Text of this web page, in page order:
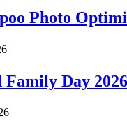
Photo
Family Day